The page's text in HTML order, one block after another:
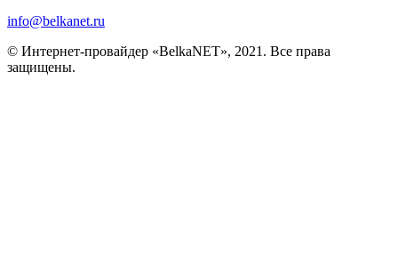
info@belkanet.ru
© Интернет-провайдер «BelkaNET», 2021. Все права
защищены.